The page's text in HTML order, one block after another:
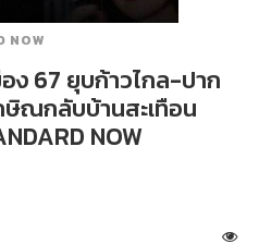
NOW
ง 67 ยุบก้าวไกล-ปาก
ณกลับบ้านสะเทือน
NOW